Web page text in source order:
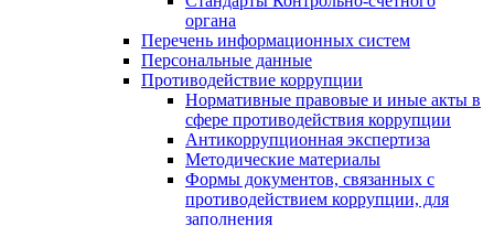
органа
Перечень информационных систем
Персональные данные
Противодействие коррупции
Нормативные правовые и иные акты в
сфере противодействия коррупции
Антикоррупционная экспертиза
Методические материалы
Формы документов, связанных с
противодействием коррупции, для
заполнения